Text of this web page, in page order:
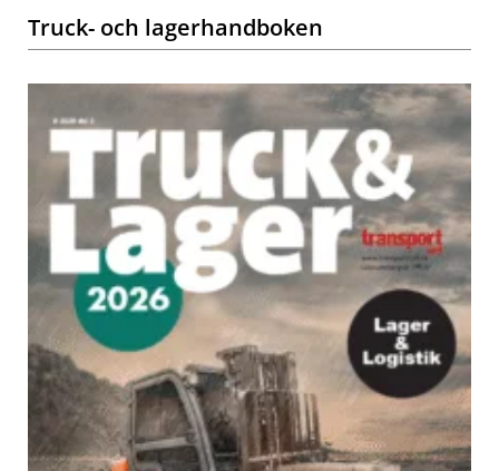
Truck- och lagerhandboken